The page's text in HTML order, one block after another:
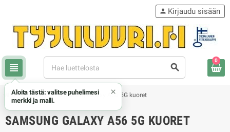
view_headline search
person Kirjaudu sisään
0
chevron_rightSamsung chevron_right Samsung Galaxy A56 5G kuoret
SAMSUNG GALAXY A56 5G KUORET
Aloita tästä: valitse puhelimesi
merkki ja malli.
×